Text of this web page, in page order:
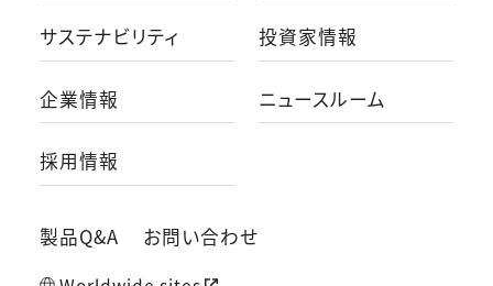
サステナビリティ 投資家情報
企業情報 ニュースルーム
採用情報
製品Q&A お問い合わせ